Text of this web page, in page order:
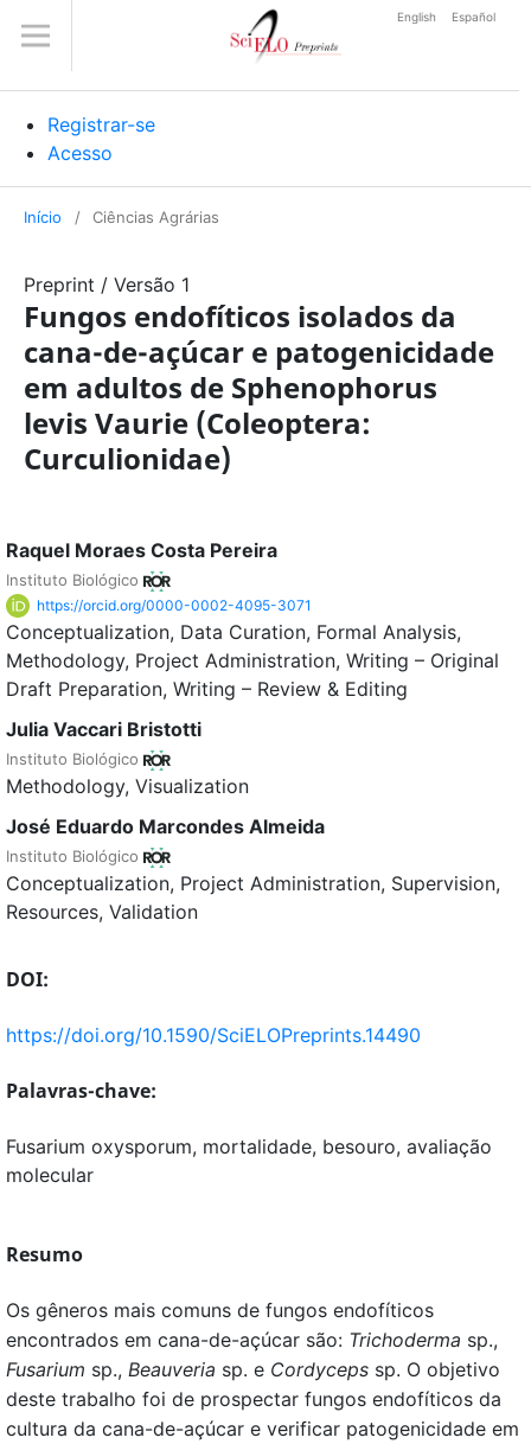
Registrar-se
Acesso
English Español
Início / Ciências Agrárias
Preprint / Versão 1
Fungos endofíticos isolados da
cana-de-açúcar e patogenicidade
em adultos de Sphenophorus
levis Vaurie (Coleoptera:
Curculionidae)
Raquel Moraes Costa Pereira
Instituto Biológico
https://orcid.org/0000-0002-4095-3071
Conceptualization Data Curation Formal Analysis
Methodology Project Administration Writing – Original
Draft Preparation Writing – Review & Editing
Julia Vaccari Bristotti
Instituto Biológico
Methodology Visualization
José Eduardo Marcondes Almeida
Instituto Biológico
Conceptualization Project Administration Supervision
Resources Validation
DOI:
https://doi.org/10.1590/SciELOPreprints.14490
Palavras-chave:
Fusarium oxysporum, mortalidade, besouro, avaliação
molecular
Resumo
Os gêneros mais comuns de fungos endofíticos
encontrados em cana-de-açúcar são: Trichoderma sp.,
Fusarium sp., Beauveria sp. e Cordyceps sp. O objetivo
deste trabalho foi de prospectar fungos endofíticos da
cultura da cana-de-açúcar e verificar patogenicidade em